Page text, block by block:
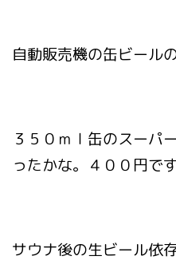
自動販売機の缶ビール
３５０ｍｌ缶のスーパ
ったかな。４００円です
サウナ後の生ビール依